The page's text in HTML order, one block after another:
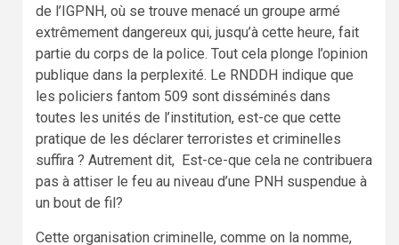
de l’IGPNH, où se trouve menacé un groupe armé
extrêmement dangereux qui, jusqu’à cette heure, fait
partie du corps de la police. Tout cela plonge l’opinion
publique dans la perplexité. Le RNDDH indique que
les policiers fantom 509 sont disséminés dans
toutes les unités de l’institution, est-ce que cette
pratique de les déclarer terroristes et criminelles
suffira ? Autrement dit, Est-ce-que cela ne contribuera
pas à attiser le feu au niveau d’une PNH suspendue à
un bout de fil?
Cette organisation criminelle, comme on la nomme,